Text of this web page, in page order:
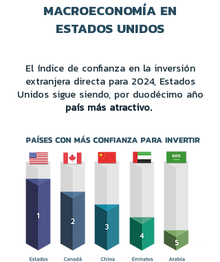
MACROECONOMÍA EN
ESTADOS UNIDOS
El índice de conﬁanza en la inversión
extranjera directa para 2024, Estados
Unidos sigue siendo, por duodécimo año
país más atractivo.